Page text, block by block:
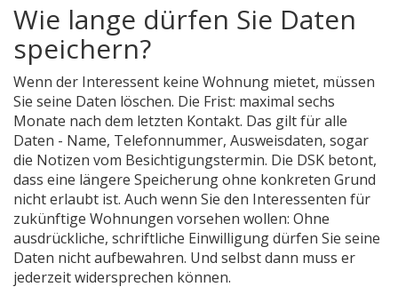
Wie lange dürfen Sie Daten
speichern?
Wenn der Interessent keine Wohnung mietet, müssen
Sie seine Daten löschen. Die Frist: maximal sechs
Monate nach dem letzten Kontakt. Das gilt für alle
Daten - Name, Telefonnummer, Ausweisdaten, sogar
die Notizen vom Besichtigungstermin. Die DSK betont,
dass eine längere Speicherung ohne konkreten Grund
nicht erlaubt ist. Auch wenn Sie den Interessenten für
zukünftige Wohnungen vorsehen wollen: Ohne
ausdrückliche, schriftliche Einwilligung dürfen Sie seine
Daten nicht aufbewahren. Und selbst dann muss er
jederzeit widersprechen können.